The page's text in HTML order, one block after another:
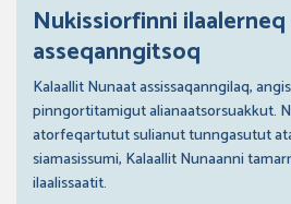
Nukissiorfinni
asseqanngitsoq
Kalaallit Nunaat assissaqanngilaq,
pinngortitamigut alianaatsorsuakkut.
atorfeqartutut sulianut tunngasutut
siamasissumi, Kalaallit Nunaanni
ilaalissaatit.